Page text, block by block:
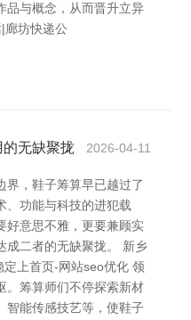
品与概念，从而晋升立异
廊坊快递公
无缺聚拢 2026-04-11
界，鞋子筹算早已越过了
、功能与科技的进犯载
好意思不雅，更要兼顾实
成二者的无缺聚拢。 新乡
上首页-网站seo优化 领
。筹算师们不停探索新材
智能传感技艺等，使鞋子